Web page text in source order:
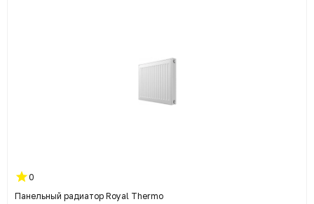
0
Панельный радиатор Royal Thermo